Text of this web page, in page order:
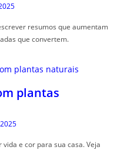
resumos que aumentam
que convertem.
plantas
e cor para sua casa. Veja